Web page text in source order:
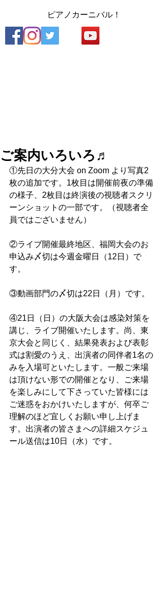
ピアノカーニバル！
ご案内いろいろ♬
①先日の大分大会 on Zoom より写真2
枚の追加です。1枚目は開催前夜の準備
の様子、2枚目は終演後の視聴者スクリ
ーンショットの一部です。（視聴者全
員ではございません）
②ライブ開催最終地区、福岡大会のお
申込み〆切は今週金曜日（12日）で
す。
③動画部門の〆切は22日（月）です。
④21日（日）の大阪大会は感染対策を
講じ、ライブ開催いたします。尚、東
京大会と同じく、結果発表および表彰
式は割愛のうえ、出演者の同伴者1名の
みを入場可といたします。一般ご来場
は頂けない形での開催となり、ご来場
を楽しみにして下さっていた皆様には
ご迷惑をおかけいたしますが、何卒ご
理解のほど宜しくお願い申し上げま
す。出演者の皆さまへの詳細スケジュ
ール送信は10日（水）です。